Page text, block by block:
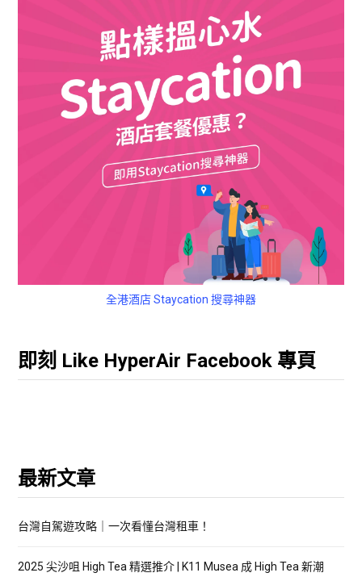
全港酒店 Staycation 搜尋神器
即刻 Like HyperAir Facebook 專頁
最新文章
台灣自駕遊攻略｜一次看懂台灣租車！
2025 尖沙咀 High Tea 精選推介 | K11 Musea 成 High Tea 新潮